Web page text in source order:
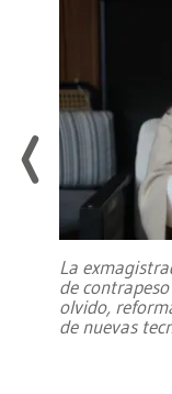
La
de
olvido,
de nuevas